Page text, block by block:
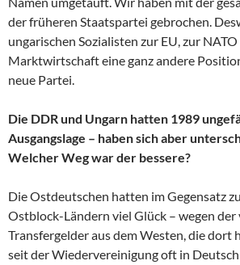
der früheren Staatspartei gebrochen.
ungarischen Sozialisten zur EU, zur
Marktwirtschaft eine ganz andere
neue Partei.
Die DDR und Ungarn hatten 1989
Ausgangslage – haben sich aber
Welcher Weg war der bessere?
Die Ostdeutschen hatten im Gegensatz
Ostblock-Ländern viel Glück – wegen der
Transfergelder aus dem Westen, die dort
seit der Wiedervereinigung oft in